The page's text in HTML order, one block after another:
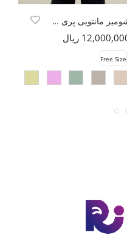
شومیز مانتویی پری راه راه دو جیب
ریال
Free Size